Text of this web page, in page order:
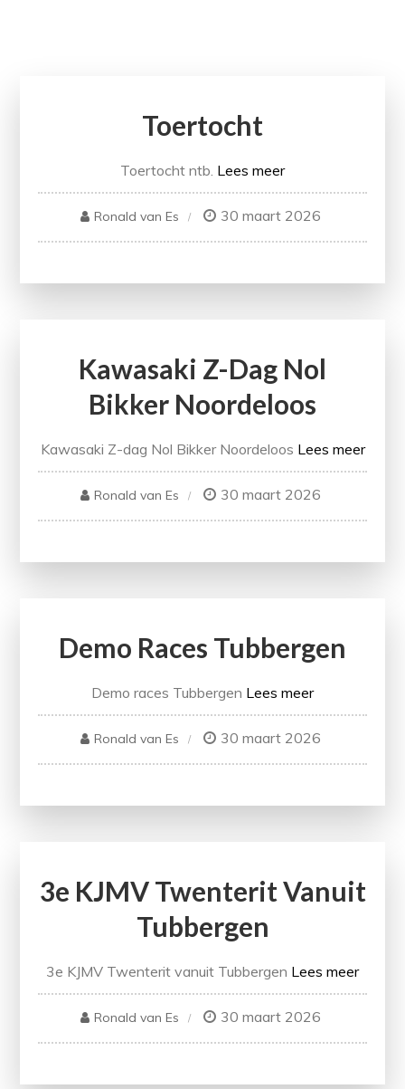
Toertocht
Toertocht ntb. Lees meer
Ronald van Es 30 maart 2026
Kawasaki Z-Dag Nol
Bikker Noordeloos
Kawasaki Z-dag Nol Bikker Noordeloos Lees meer
Ronald van Es 30 maart 2026
Demo Races Tubbergen
Demo races Tubbergen Lees meer
Ronald van Es 30 maart 2026
3e KJMV Twenterit Vanuit
Tubbergen
3e KJMV Twenterit vanuit Tubbergen Lees meer
Ronald van Es 30 maart 2026